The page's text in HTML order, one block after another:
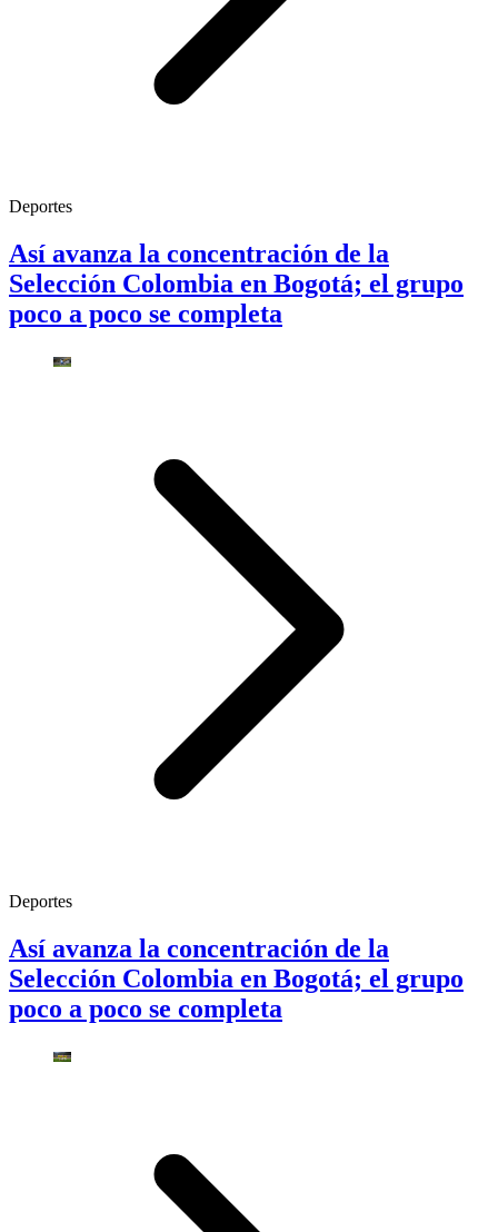
Deportes
Así avanza la concentración de la
Selección Colombia en Bogotá; el grupo
poco a poco se completa
Deportes
Así avanza la concentración de la
Selección Colombia en Bogotá; el grupo
poco a poco se completa